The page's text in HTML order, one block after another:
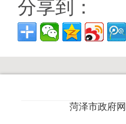
分享到：
菏泽市政府网